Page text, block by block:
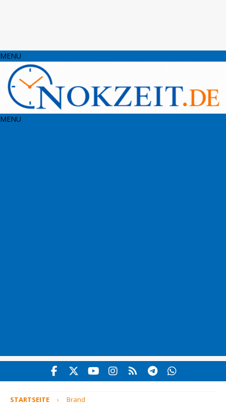
MENU
MENU
STARTSEITE Brand